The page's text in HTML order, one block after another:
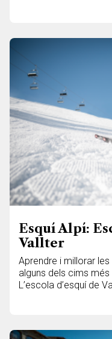
Esquí Alpí:
Vallter
Aprendre i millorar
alguns dels cims
L’escola d’esquí de